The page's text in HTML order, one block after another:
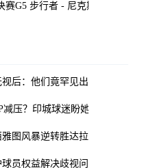
赛G5 步行者 - 尼克斯 精彩镜头
后：他们竟罕见出手力挺小宝
压？印城球迷盼她联手克拉克
图风暴逆转胜达拉斯飞翼
员权益解决歧视问题